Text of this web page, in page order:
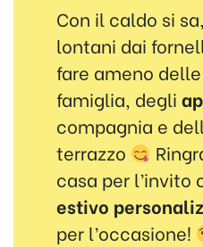
Con il caldo si
lontani dai
fare ameno delle
famiglia, degli
compagnia e
terrazzo
casa per l’invito
estivo
per l’occasione!